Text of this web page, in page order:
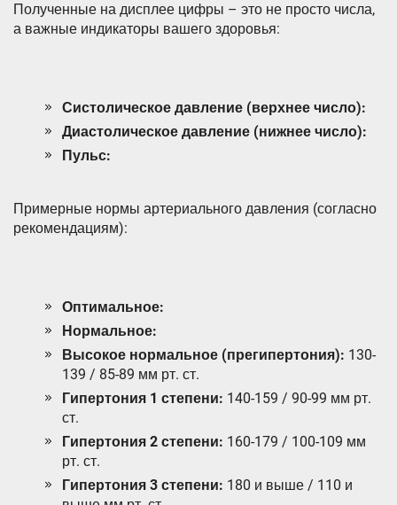
Полученные на дисплее цифры – это не просто числа,
а важные индикаторы вашего здоровья:
Систолическое давление (верхнее число):
Диастолическое давление (нижнее число):
Пульс:
Примерные нормы артериального давления (согласно
рекомендациям):
Оптимальное:
Нормальное:
Высокое нормальное (прегипертония): 130-
139 / 85-89 мм рт. ст.
Гипертония 1 степени: 140-159 / 90-99 мм рт.
ст.
Гипертония 2 степени: 160-179 / 100-109 мм
рт. ст.
Гипертония 3 степени: 180 и выше / 110 и